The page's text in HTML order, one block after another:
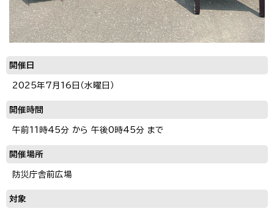
開催日
2025年7月16日（水曜日）
開催時間
午前11時45分 から 午後0時45分 まで
開催場所
防災庁舎前広場
対象